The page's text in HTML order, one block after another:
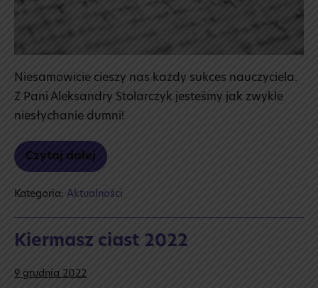
Niesamowicie cieszy nas każdy sukces nauczyciela.
Z Pani Aleksandry Stolarczyk jesteśmy jak zwykle
niesłychanie dumni!
Czytaj dalejPodziękowanie
za tekst
Kategoria: Aktualności
Kiermasz ciast 2022
9 grudnia 2022